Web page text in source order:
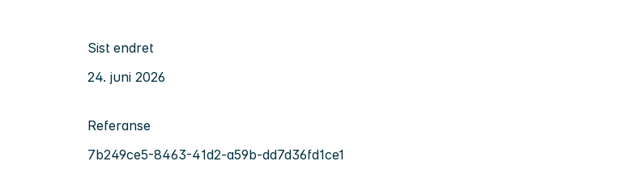
Sist endret
24. juni 2026
Referanse
7b249ce5-8463-41d2-a59b-dd7d36fd1ce1